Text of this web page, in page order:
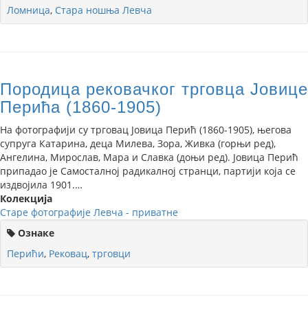
Ломница, Стара ношња Левча
Породица рековачког трговца Јовице
Перића (1860-1905)
На фотографији су трговац Јовица Перић (1860-1905), његова
супруга Катарина, деца Милева, Зора, Живка (горњи ред),
Ангелина, Мирослав, Мара и Славка (доњи ред). Јовица Перић
припадао је Самосталној радикалној странци, партији која се
издвојила 1901.…
Колекција
Старе фотографије Левча - приватне
Ознаке
Перићи, Рековац, трговци